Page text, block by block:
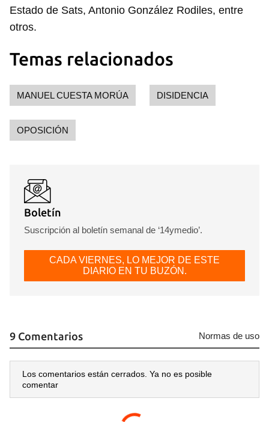
Estado de Sats, Antonio González Rodiles, entre
otros.
Temas relacionados
MANUEL CUESTA MORÚA DISIDENCIA
OPOSICIÓN
Boletín
Suscripción al boletín semanal de ‘14ymedio’.
CADA VIERNES, LO MEJOR DE ESTE
DIARIO EN TU BUZÓN.
9 Comentarios Normas de uso
Los comentarios están cerrados. Ya no es posible
comentar